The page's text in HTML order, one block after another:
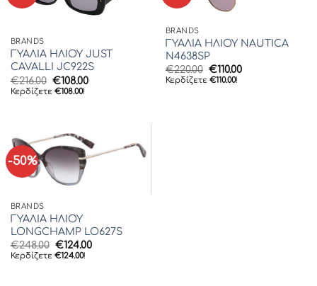
BRANDS
ΓΥΑΛΙΑ ΗΛΙΟΥ JUST
CAVALLI JC922S
€216.00 Original
price
€108.00Η
Κερδίζετε €108.00!
BRANDS
ΓΥΑΛΙΑ ΗΛΙΟΥ NAUTICA
N4638SP
€220.00 Original
price
€110.00Η
Κερδίζετε €110.00!
-50%
BRANDS
ΓΥΑΛΙΑ ΗΛΙΟΥ
LONGCHAMP LO627S
€248.00 Original
price
€124.00Η
Κερδίζετε €124.00!